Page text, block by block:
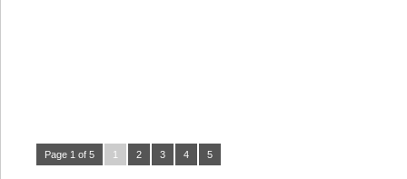
Page 1 of 5 1 2 3 4 5